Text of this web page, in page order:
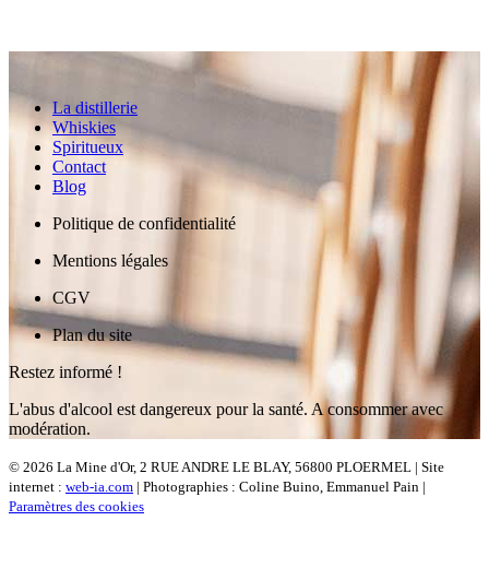
La distillerie
Whiskies
Spiritueux
Contact
Blog
Politique de confidentialité
Mentions légales
CGV
Plan du site
Restez informé !
L'abus d'alcool est dangereux pour la santé. A consommer avec
modération.
© 2026 La Mine d'Or, 2 RUE ANDRE LE BLAY, 56800 PLOERMEL | Site
internet : web-ia.com | Photographies : Coline Buino, Emmanuel Pain |
Paramètres des cookies